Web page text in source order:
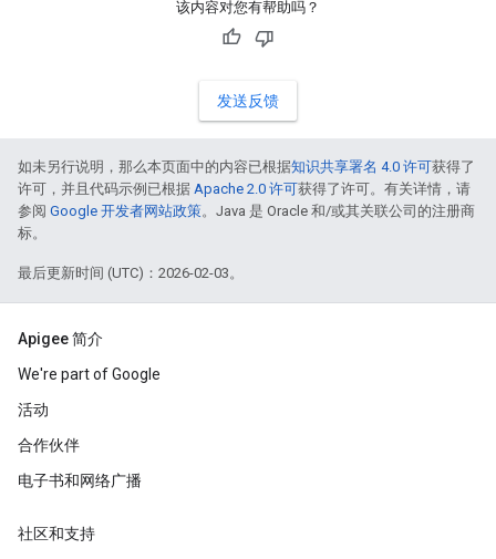
该内容对您有帮助吗？
发送反馈
如未另行说明，那么本页面中的内容已根据知识共享署名 4.0 许可获得了
许可，并且代码示例已根据 Apache 2.0 许可获得了许可。有关详情，请
参阅 Google 开发者网站政策。Java 是 Oracle 和/或其关联公司的注册商
标。
最后更新时间 (UTC)：2026-02-03。
Apigee 简介
We're part of Google
活动
合作伙伴
电子书和网络广播
社区和支持